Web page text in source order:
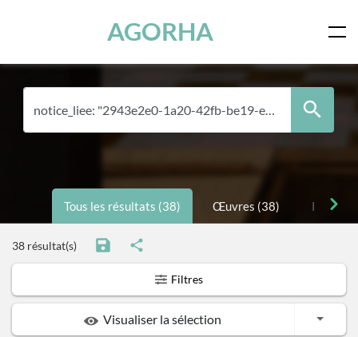
AGORHA
Tous les résultats (38) Œuvres (38)
38 résultat(s)
Filtres
Visualiser la sélection Toggle